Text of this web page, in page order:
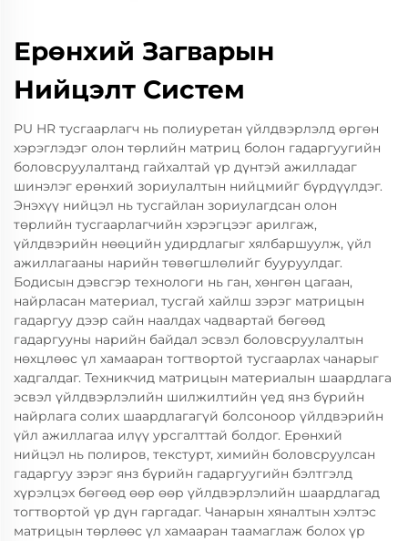
Ерөнхий Загварын
Нийцэлт Систем
PU HR тусгаарлагч нь полиуретан үйлдвэрлэлд өргөн
хэрэглэдэг олон төрлийн матриц болон гадаргуугийн
боловсруулалтанд гайхалтай үр дүнтэй ажилладаг
шинэлэг ерөнхий зориулалтын нийцмийг бүрдүүлдэг.
Энэхүү нийцэл нь тусгайлан зориулагдсан олон
төрлийн тусгаарлагчийн хэрэгцээг арилгаж,
үйлдвэрийн нөөцийн удирдлагыг хялбаршуулж, үйл
ажиллагааны нарийн төвөгшлөлийг бууруулдаг.
Бодисын дэвсгэр технологи нь ган, хөнгөн цагаан,
найрласан материал, тусгай хайлш зэрэг матрицын
гадаргуу дээр сайн наалдах чадвартай бөгөөд
гадаргууны нарийн байдал эсвэл боловсруулалтын
нөхцлөөс үл хамааран тогтвортой тусгаарлах чанарыг
хадгалдаг. Техникчид матрицын материалын шаардлага
эсвэл үйлдвэрлэлийн шилжилтийн үед янз бүрийн
найрлага солих шаардлагагүй болсоноор үйлдвэрийн
үйл ажиллагаа илүү урсгалттай болдог. Ерөнхий
нийцэл нь полиров, текстурт, химийн боловсруулсан
гадаргуу зэрэг янз бүрийн гадаргуугийн бэлтгэлд
хүрэлцэх бөгөөд өөр өөр үйлдвэрлэлийн шаардлагад
тогтвортой үр дүн гаргадаг. Чанарын хяналтын хэлтэс
матрицын төрлөөс үл хамааран таамаглаж болох үр